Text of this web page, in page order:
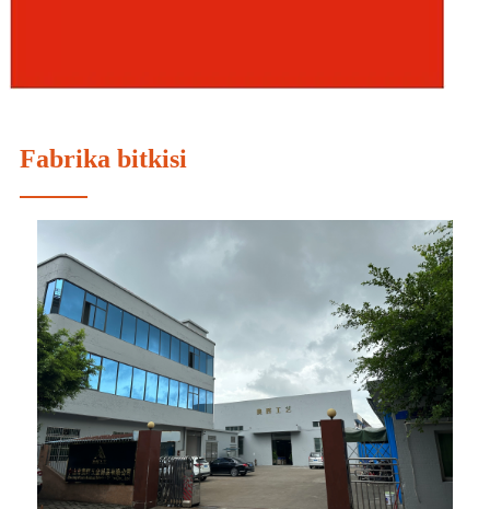
Fabrika bitkisi